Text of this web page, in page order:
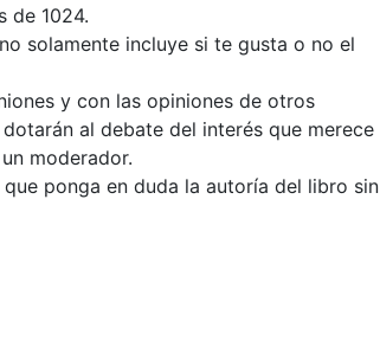
de 1024.
solamente incluye si te gusta o no el
y con las opiniones de otros
al debate del interés que merece
moderador.
ponga en duda la autoría del libro sin